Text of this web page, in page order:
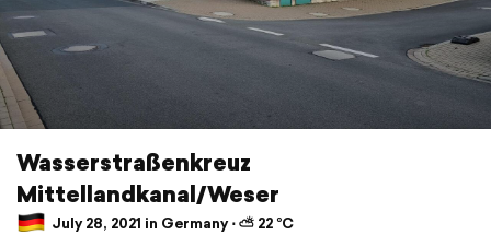
Wasserstraßenkreuz
Mittellandkanal/Weser
July 28, 2021 in Germany ⋅ ⛅ 22 °C